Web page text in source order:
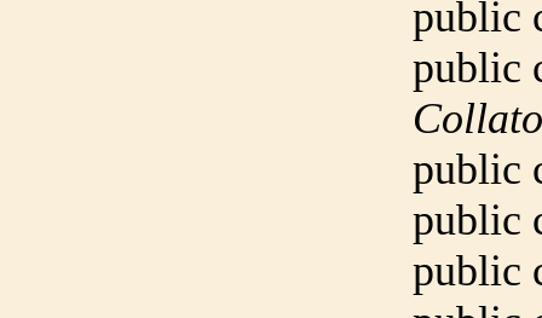
public
public
public
public
public